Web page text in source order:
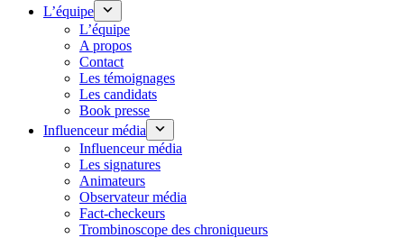
L’équipe
L’équipe
A propos
Contact
Les témoignages
Les candidats
Book presse
Influenceur média
Influenceur média
Les signatures
Animateurs
Observateur média
Fact-checkeurs
Trombinoscope des chroniqueurs